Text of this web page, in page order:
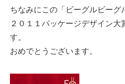
ちなみにこの「ビーグルビーグ
２０１１パッケージデザイン大
す。
おめでとうございます。